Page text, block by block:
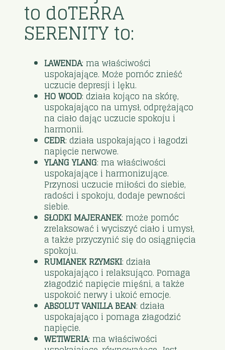
to doTERRA
SERENITY to:
LAWENDA: ma właściwości
uspokajające. Może pomóc znieść
uczucie depresji i lęku.
HO WOOD: działa kojąco na skórę,
uspokajająco na umysł, odprężająco
na ciało dając uczucie spokoju i
harmonii.
CEDR: działa uspokajająco i łagodzi
napięcie nerwowe.
YLANG YLANG: ma właściwości
uspokajające i harmonizujące.
Przynosi uczucie miłości do siebie,
radości i spokoju, dodaje pewności
siebie.
SŁODKI MAJERANEK: może pomóc
zrelaksować i wyciszyć ciało i umysł,
a także przyczynić się do osiągnięcia
spokoju.
RUMIANEK RZYMSKI: działa
uspokajająco i relaksująco. Pomaga
złagodzić napięcie mięśni, a także
uspokoić nerwy i ukoić emocje.
ABSOLUT VANILLA BEAN: działa
uspokajająco i pomaga złagodzić
napięcie.
WETIWERIA: ma właściwości